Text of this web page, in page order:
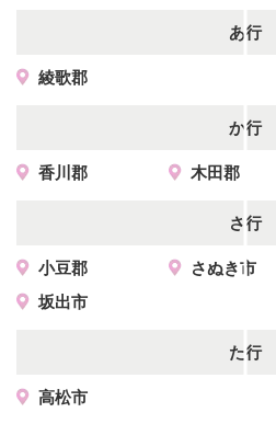
あ行
綾歌郡
か行
香川郡 木田郡
さ行
小豆郡 さぬき市
坂出市
た行
高松市